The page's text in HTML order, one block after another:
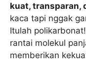
kuat, transparan,
kaca tapi nggak
Itulah
rantai molekul
memberikan